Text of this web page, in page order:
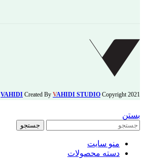
VAHIDI Created By VAHIDI STUDIO Copyright2021
بستن
جستجو
منو سایت
دسته محصولات